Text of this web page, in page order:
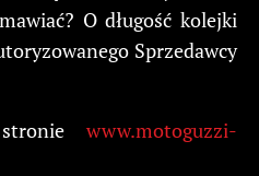
O długość kolejki
Sprzedawcy
www.motoguzzi-